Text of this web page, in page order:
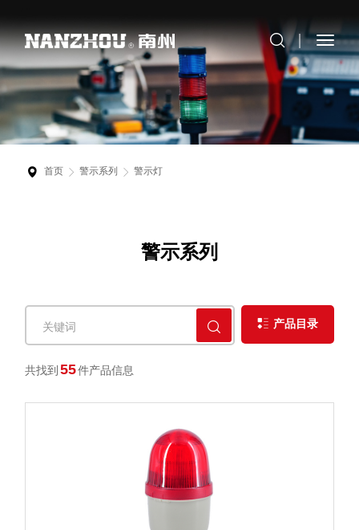
首页 警示系列 警示灯
警示系列
产品目录
共找到 55件产品信息